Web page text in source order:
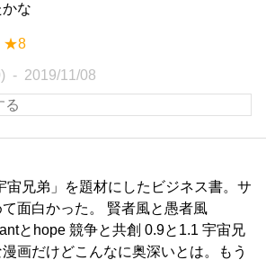
な
★8
2019/11/08
宙兄弟」を題材にしたビジネス書。サ
面白かった。 賢者風と愚者風
とhope 競争と共創 0.9と1.1 宇宙兄
画だけどこんなに奥深いとは。もう